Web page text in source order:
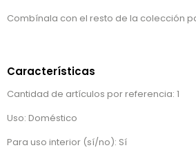
Combínala con el resto de la colección
Características
Cantidad de artículos por referencia: 1
Uso: Doméstico
Para uso interior (sí/no): Sí